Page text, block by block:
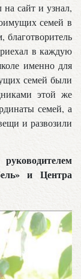
сайт и узнал,
семей в
в каждую
именно для
семей были
этой же
семей, а
и развозили
и Центра